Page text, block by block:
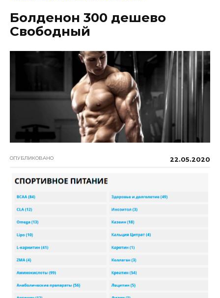
Болденон 300 дешево
Свободный
ОПУБЛИКОВАНО 22.05.2020